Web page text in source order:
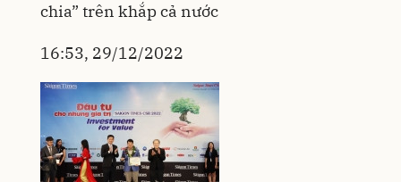
chia” trên khắp cả nước
16:53, 29/12/2022